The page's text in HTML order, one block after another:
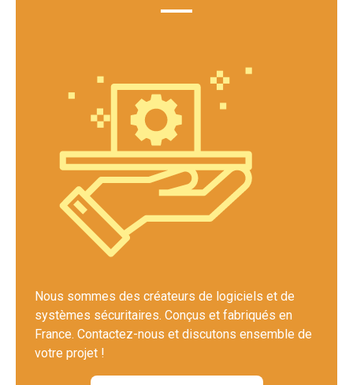
Nous sommes des créateurs de logiciels et de
systèmes sécuritaires. Conçus et fabriqués en
France. Contactez-nous et discutons ensemble de
votre projet !